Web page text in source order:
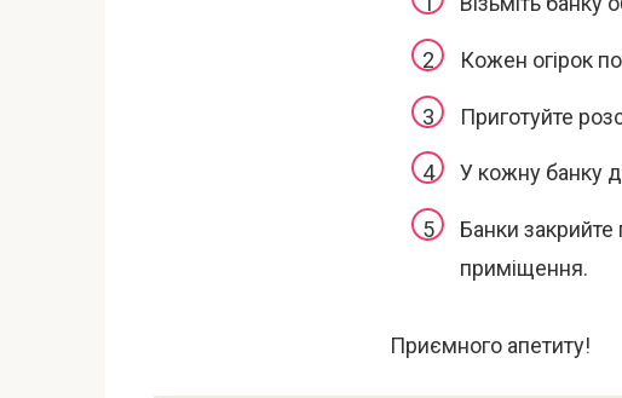
Кожен огірок
Приготуйте
У кожну банку
Банки
приміщення.
Приємного апетиту!